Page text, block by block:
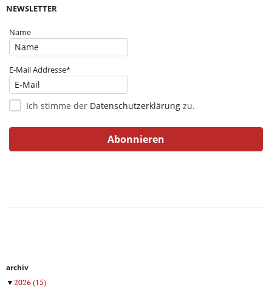
NEWSLETTER
Name
E-Mail Addresse*
Ich stimme der Datenschutzerklärung zu.
archiv
▼2026(15)